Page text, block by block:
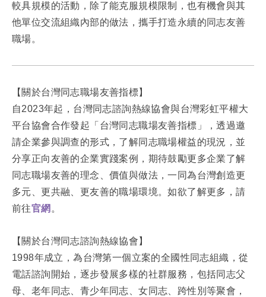
較具規模的活動，除了能克服規模限制，也有機會與其
他單位交流組織內部的做法，攜手打造永續的同志友善
職場。
【關於台灣同志職場友善指標】
自2023年起，台灣同志諮詢熱線協會與台灣彩虹平權大
平台協會合作發起「台灣同志職場友善指標」，透過邀
請企業參與調查的形式，了解同志職場權益的現況，並
分享正向友善的企業實踐案例，期待鼓勵更多企業了解
同志職場友善的理念、價值與做法，一同為台灣創造更
多元、更共融、更友善的職場環境。如欲了解更多，請
前往官網 。
【關於台灣同志諮詢熱線協會】
1998年成立，為台灣第一個立案的全國性同志組織，從
電話諮詢開始，逐步發展多樣的社群服務，包括同志父
母、老年同志、青少年同志、女同志、跨性別等聚會，